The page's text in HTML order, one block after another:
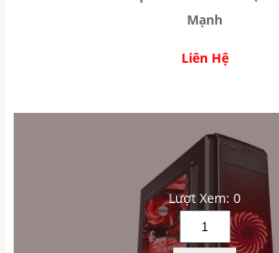
Mạnh
Liên Hệ
Lượt Xem: 0